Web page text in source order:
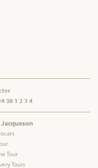
38 1 2 3 4
Tour
Tours